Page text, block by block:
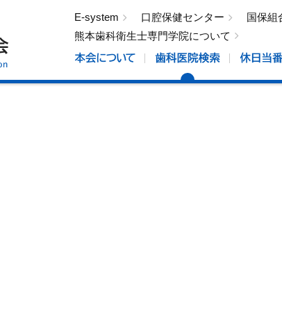
E-system 口腔保健センター
国保組
熊本歯科衛生士専門学院について